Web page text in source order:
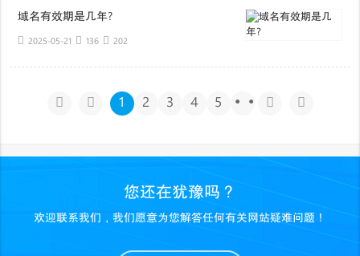
域名有效期是几年?
2025-05-21 136 202
1 2 3 4 5 ···
您还在犹豫吗？
欢迎联系我们，我们愿意为您解答任何有关网站疑难问题！